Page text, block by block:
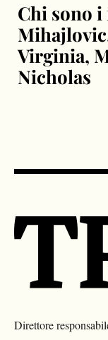
Chi sono
Virginia,
Nicholas
Direttore